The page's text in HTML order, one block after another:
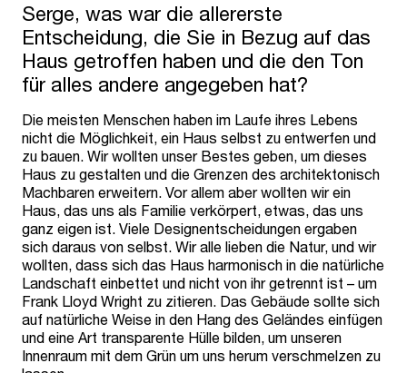
Serge, was war die allererste
Entscheidung, die Sie in Bezug auf das
Haus getroffen haben und die den Ton
für alles andere angegeben hat?
Die meisten Menschen haben im Laufe ihres Lebens
nicht die Möglichkeit, ein Haus selbst zu entwerfen und
zu bauen. Wir wollten unser Bestes geben, um dieses
Haus zu gestalten und die Grenzen des architektonisch
Machbaren erweitern. Vor allem aber wollten wir ein
Haus, das uns als Familie verkörpert, etwas, das uns
ganz eigen ist. Viele Designentscheidungen ergaben
sich daraus von selbst. Wir alle lieben die Natur, und wir
wollten, dass sich das Haus harmonisch in die natürliche
Landschaft einbettet und nicht von ihr getrennt ist – um
Frank Lloyd Wright zu zitieren. Das Gebäude sollte sich
auf natürliche Weise in den Hang des Geländes einfügen
und eine Art transparente Hülle bilden, um unseren
Innenraum mit dem Grün um uns herum verschmelzen zu